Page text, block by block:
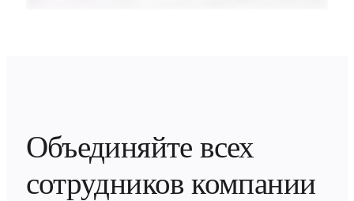
Объединяйте всех
сотрудников компании